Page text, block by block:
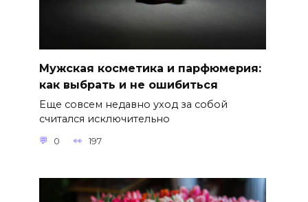
Мужская косметика и парфюмерия:
как выбрать и не ошибиться
Еще совсем недавно уход за собой
считался исключительно
0 197